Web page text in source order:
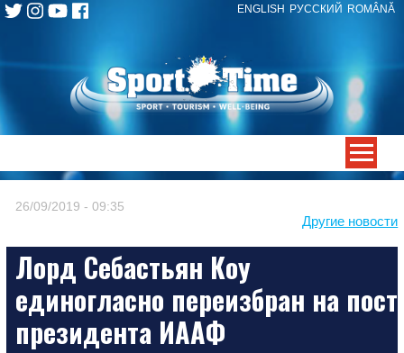
ENGLISH РУССКИЙ ROMÂNĂ
Skip
content
Другие новости
26/09/2019 - 09:35
Лорд Себастьян Коу
единогласно переизбран на пост
президента ИААФ